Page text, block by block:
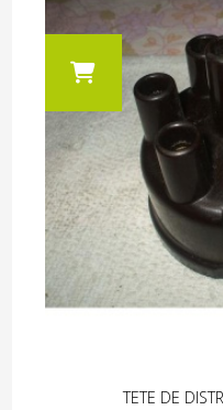
TETE DE